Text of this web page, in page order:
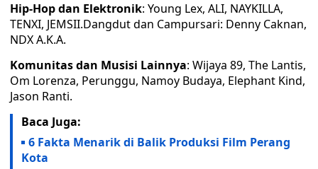
Hip-Hop dan Elektronik: Young Lex, ALI, NAYKILLA,
TENXI, JEMSII.Dangdut dan Campursari: Denny Caknan,
NDX A.K.A.
Komunitas dan Musisi Lainnya: Wijaya 89, The Lantis,
Om Lorenza, Perunggu, Namoy Budaya, Elephant Kind,
Jason Ranti.
Baca Juga:
6 Fakta Menarik di Balik Produksi Film Perang
Kota